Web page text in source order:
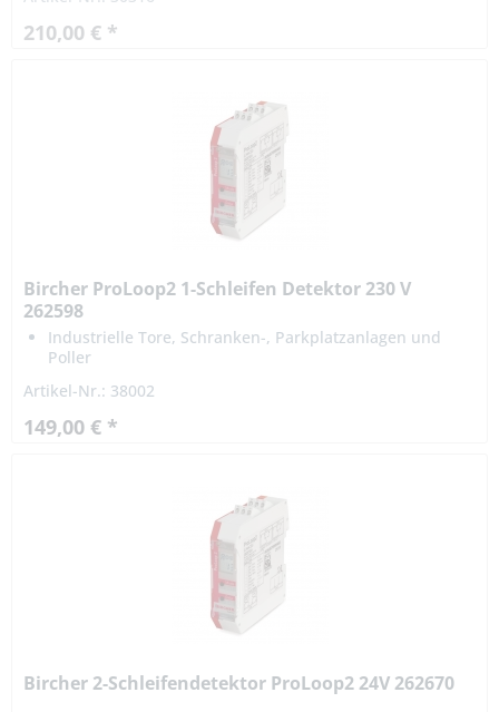
210,00 € *
Bircher ProLoop2 1-Schleifen Detektor 230 V
262598
Industrielle Tore, Schranken-, Parkplatzanlagen und
Poller
Artikel-Nr.: 38002
149,00 € *
Bircher 2-Schleifendetektor ProLoop2 24V 262670